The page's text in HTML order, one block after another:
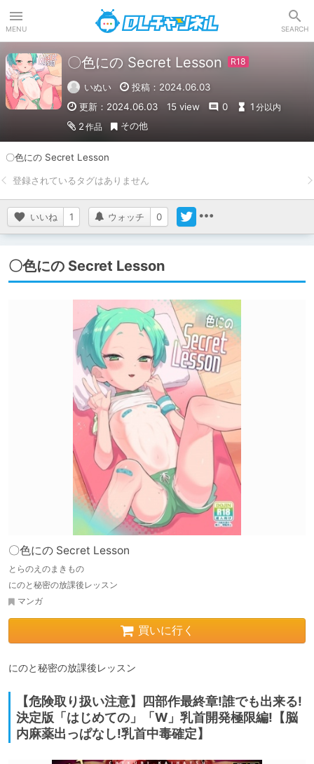
MENU SEARCH
〇色にの Secret Lesson
いぬい
投稿：2024.06.03
更新：2024.06.03
15 view 0 1 分以内
2 作品 その他
〇色にの Secret Lesson
いいね 1 ウォッチ 0
〇色にの Secret Lesson
〇色にの Secret Lesson
とらのえのまきもの
にのと秘密の放課後レッスン
マンガ
買いに行く
にのと秘密の放課後レッスン
【危険取り扱い注意】四部作最終章!誰でも出来る!
決定版「はじめての」「W」乳首開発極限編!【脳
内麻薬出っぱなし!乳首中毒確定】